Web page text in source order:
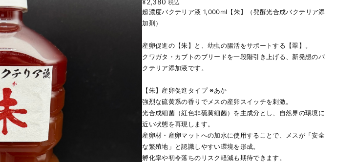
¥2,380 税込
超濃度バクテリア液 1,000ml【朱】（発酵光合成バクテリア添
加剤）
産卵促進の【朱】と、幼虫の腸活をサポートする【翠】。
クワガタ・カブトのブリードを一段階引き上げる、新発想のバ
クテリア添加液です。
【朱】産卵促進タイプ ※あか
強烈な硫黄系の香りでメスの産卵スイッチを刺激。
光合成細菌（紅色非硫黄細菌）を主成分とし、自然界の環境に
近い状態を再現します。
産卵材・産卵マットへの加水に使用することで、メスが「安全
な繁殖地」と認識しやすい環境を形成。
孵化率や初令落ちのリスク軽減も期待できます。